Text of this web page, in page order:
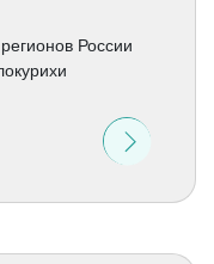
России